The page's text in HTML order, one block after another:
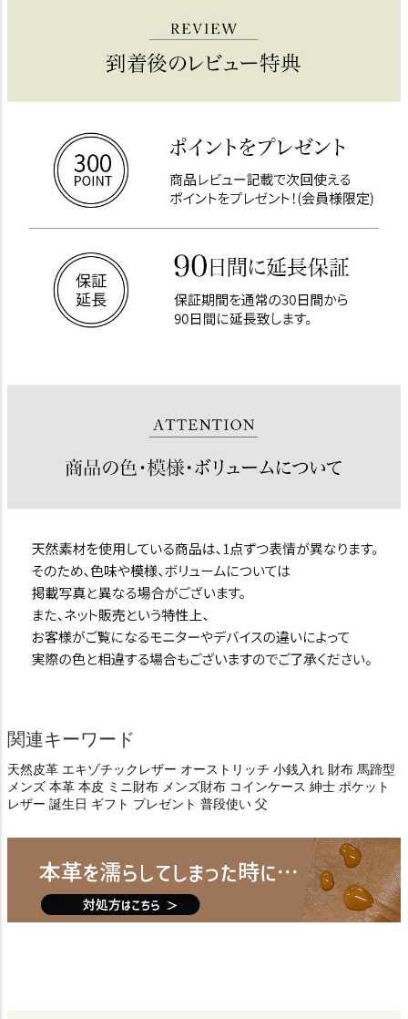
関連キーワード
天然皮革 エキゾチックレザー オーストリッチ 小銭入れ 財布 馬蹄型
メンズ 本革 本皮 ミニ財布 メンズ財布 コインケース 紳士 ポケット
レザー 誕生日 ギフト プレゼント 普段使い 父